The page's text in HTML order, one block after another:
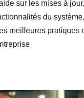
sur les mises à jour,
du
meilleures pratiques